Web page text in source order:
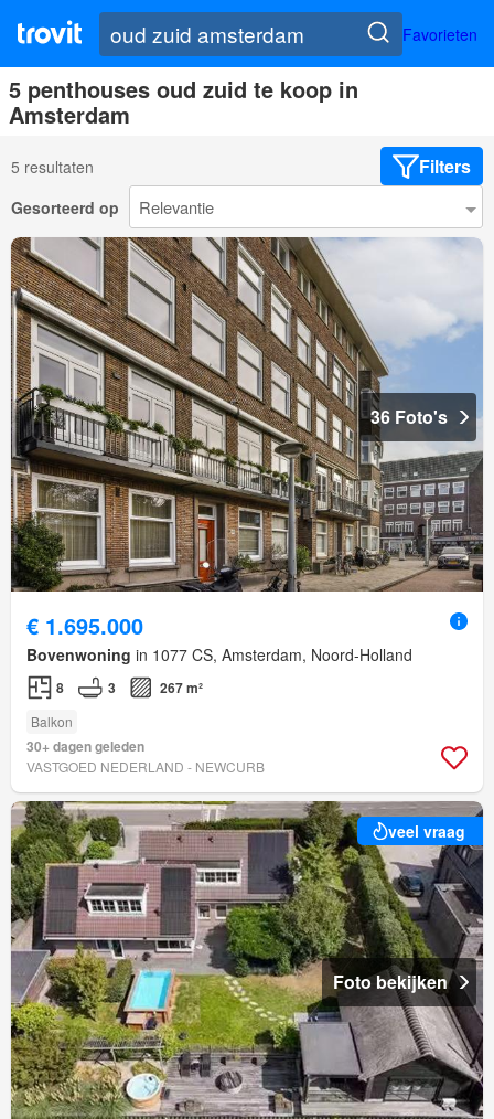
Favorieten
5 penthouses oud zuid te koop in
Amsterdam
5 resultaten Filters
Gesorteerd op
36 Foto's
€ 1.695.000
Bovenwoning in 1077 CS, Amsterdam, Noord-Holland
8 3 267 m²
Balkon
30+ dagen geleden
VASTGOED NEDERLAND - NEWCURB
veel vraag
Foto bekijken